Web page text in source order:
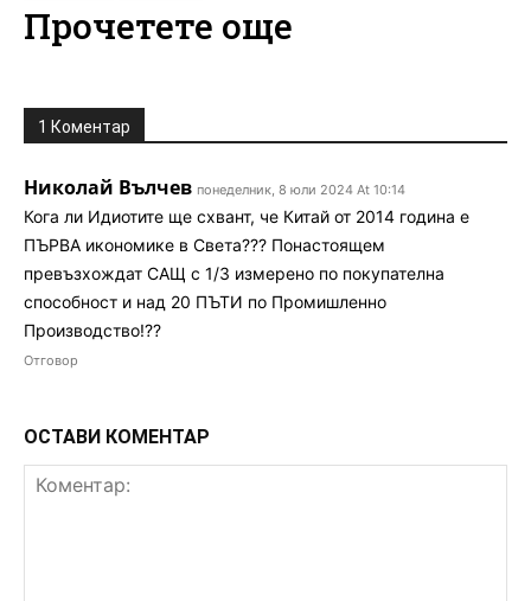
Прочетете още
1 Коментар
Николай Вълчев понеделник, 8 юли 2024 At 10:14
Кога ли Идиотите ще схвант, че Китай от 2014 година е
ПЪРВА икономике в Света??? Понастоящем
превъзхождат САЩ с 1/3 измерено по покупателна
способност и над 20 ПЪТИ по Промишленно
Производство!??
Отговор
ОСТАВИ КОМЕНТАР